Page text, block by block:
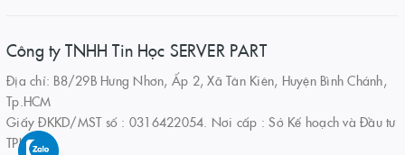
Công ty TNHH Tin Học SERVER PART
Địa chỉ: B8/29B Hưng Nhơn, Ấp 2, Xã Tân Kiên, Huyện Bình Chánh,
Tp.HCM
Giấy ĐKKD/MST số : 0316422054. Nơi cấp : Sở Kế hoạch và Đầu tư
TPHCM